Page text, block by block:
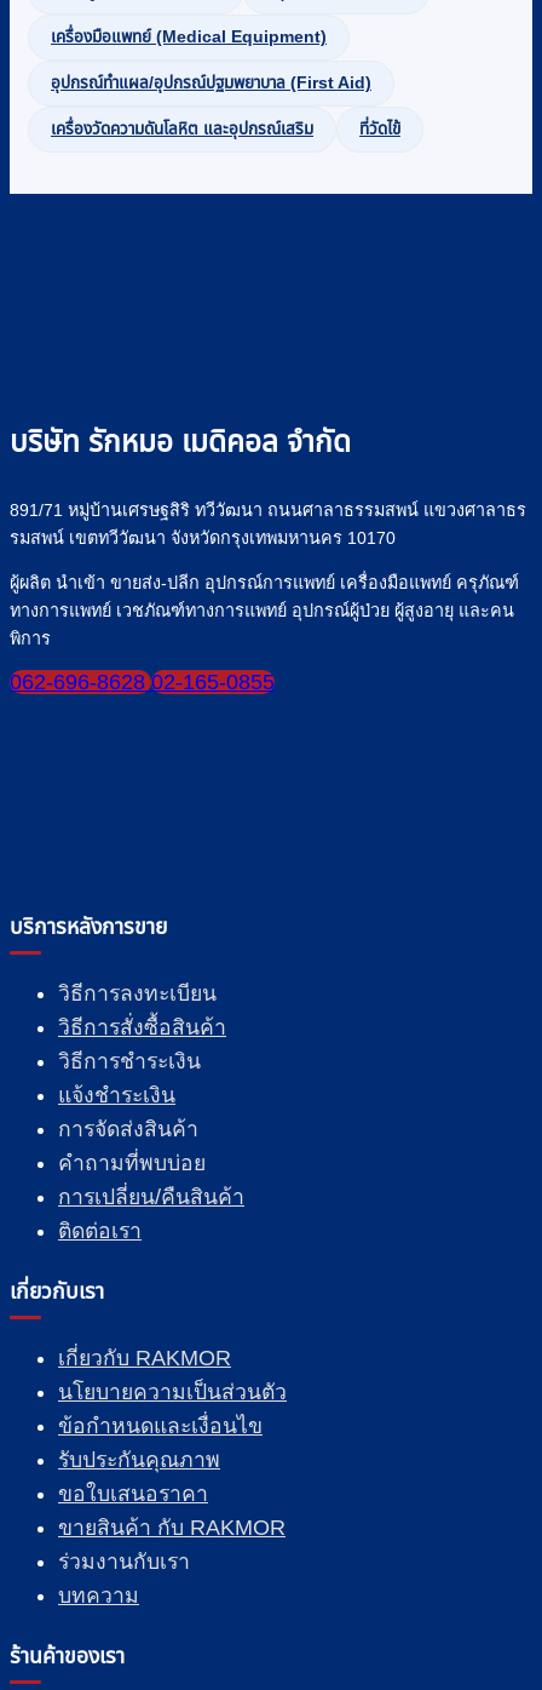
เครื่องมือแพทย์ (Medical Equipment)
อุปกรณ์ทำแผล/อุปกรณ์ปฐมพยาบาล (First Aid)
เครื่องวัดความดันโลหิต และอุปกรณ์เสริม ที่วัดไข้
บริษัท รักหมอ เมดิคอล จำกัด
891/71 หมู่บ้านเศรษฐสิริ ทวีวัฒนา ถนนศาลาธรรมสพน์ แขวงศาลาธร
รมสพน์ เขตทวีวัฒนา จังหวัดกรุงเทพมหานคร 10170
ผู้ผลิต นำเข้า ขายส่ง-ปลีก อุปกรณ์การแพทย์ เครื่องมือแพทย์ ครุภัณฑ์
ทางการแพทย์ เวชภัณฑ์ทางการแพทย์ อุปกรณ์ผู้ป่วย ผู้สูงอายุ และคน
พิการ
062-696-8628 02-165-0855
บริการหลังการขาย
วิธีการลงทะเบียน
วิธีการสั่งซื้อสินค้า
วิธีการชำระเงิน
แจ้งชำระเงิน
การจัดส่งสินค้า
คำถามที่พบบ่อย
การเปลี่ยน/คืนสินค้า
ติดต่อเรา
เกี่ยวกับเรา
เกี่ยวกับ RAKMOR
นโยบายความเป็นส่วนตัว
ข้อกำหนดและเงื่อนไข
รับประกันคุณภาพ
ขอใบเสนอราคา
ขายสินค้า กับ RAKMOR
ร่วมงานกับเรา
บทความ
ร้านค้าของเรา